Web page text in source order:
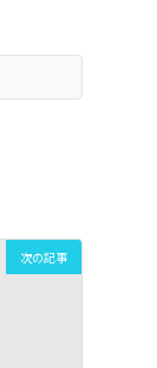
次の記事